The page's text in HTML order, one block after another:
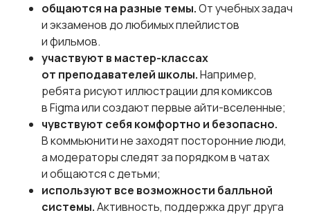
общаются на разные темы.От учебных задач
и экзаменов до любимых плейлистов
и фильмов.
участвуют в мастер-классах
от преподавателей школы.Например,
ребята рисуют иллюстрации для комиксов
в Figma или создают первые айти-вселенные;
чувствуют себя комфортно и безопасно.
В коммьюнити не заходят посторонние люди,
а модераторы следят за порядком в чатах
и общаются с детьми;
используют все возможности балльной
системы.Активность, поддержка друг друга